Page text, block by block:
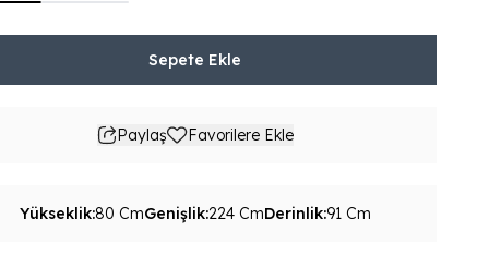
Sepete Ekle
Paylaş Favorilere Ekle
Yükseklik:80 CmGenişlik:224 CmDerinlik:91 Cm